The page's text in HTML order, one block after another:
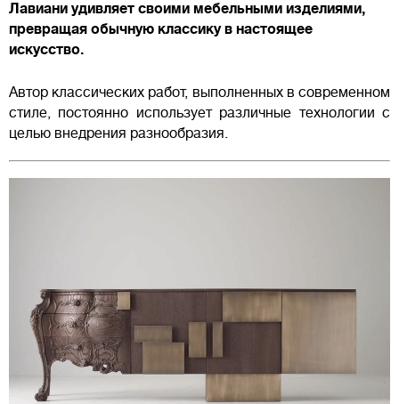
Лавиани удивляет своими мебельными изделиями,
превращая обычную классику в настоящее
искусство.
Автор классических работ, выполненных в современном
стиле, постоянно использует различные технологии с
целью внедрения разнообразия.